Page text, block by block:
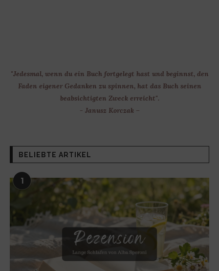
"Jedesmal, wenn du ein Buch fortgelegt hast und beginnst, den
Faden eigener Gedanken zu spinnen, hat das Buch seinen
beabsichtigten Zweck erreicht".
- Janusz Korczak –
BELIEBTE ARTIKEL
1